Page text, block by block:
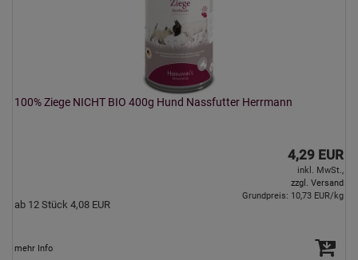
100% Ziege NICHT BIO 400g Hund Nassfutter Herrmann
4,29 EUR
inkl. MwSt.,
zzgl. Versand
ab 12 Stück 4,08 EUR
Grundpreis: 10,73 EUR/kg
mehr Info